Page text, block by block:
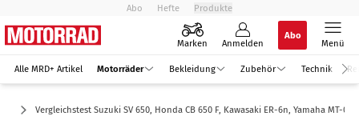
Abo Hefte Produkte
Marken Anmelden
Abo
Menü
Alle MRD+ Artikel Motorräder Bekleidung Zubehör Technik
Vergleichstest Suzuki SV 650, Honda CB 650 F, Kawasaki ER-6n, Yamaha MT-07